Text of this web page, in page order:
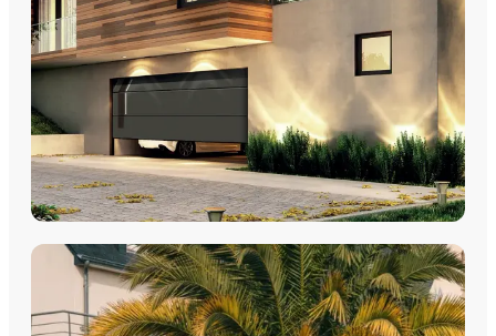
DÉCOUVRIR
PORTES DE GARAGE
Portes de garage - Sectionnelles
Portes de garage - Battantes
Portes de garage - Latérales